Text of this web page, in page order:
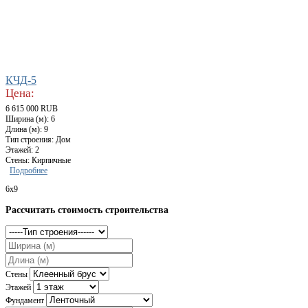
КЧД-5
Цена:
6 615 000 RUB
Ширина (м): 6
Длина (м): 9
Тип строения: Дом
Этажей: 2
Стены: Кирпичные
Подробнее
6x9
Рассчитать стоимость строительства
Стены
Этажей
Фундамент